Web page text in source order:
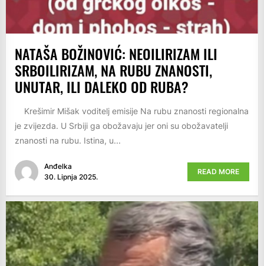
NATAŠA BOŽINOVIĆ: NEOILIRIZAM ILI
SRBOILIRIZAM, NA RUBU ZNANOSTI,
UNUTAR, ILI DALEKO OD RUBA?
Krešimir Mišak voditelj emisije Na rubu znanosti regionalna
je zvijezda. U Srbiji ga obožavaju jer oni su obožavatelji
znanosti na rubu. Istina, u...
Anđelka
30. Lipnja 2025.
READ MORE